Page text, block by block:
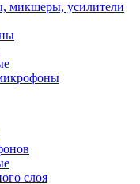
микшеры, усилители
слоя